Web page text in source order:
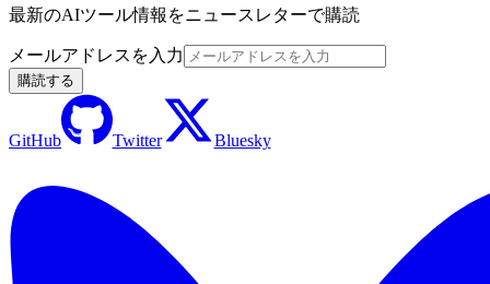
最新のAIツール情報をニュースレターで購読
メールアドレスを入力
購読する
GitHub Twitter Bluesky